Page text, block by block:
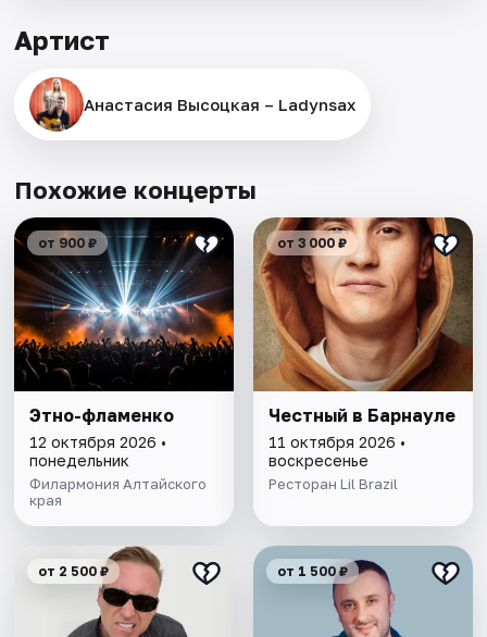
Артист
Анастасия Высоцкая – Ladynsax
Похожие концерты
от 900 ₽
Этно-фламенко
12 октября 2026 •
понедельник
Филармония Алтайского
края
от 3 000 ₽
Честный в Барнауле
11 октября 2026 •
воскресенье
Ресторан Lil Brazil
от 2 500 ₽ от 1 500 ₽